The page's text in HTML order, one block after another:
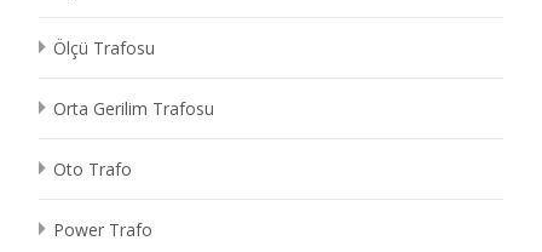
Ölçü Trafosu
Orta Gerilim Trafosu
Oto Trafo
Power Trafo